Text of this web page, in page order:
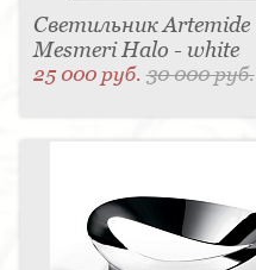
Светильник Artemide
Mesmeri Halo - white
25 000 руб.30 000 руб.